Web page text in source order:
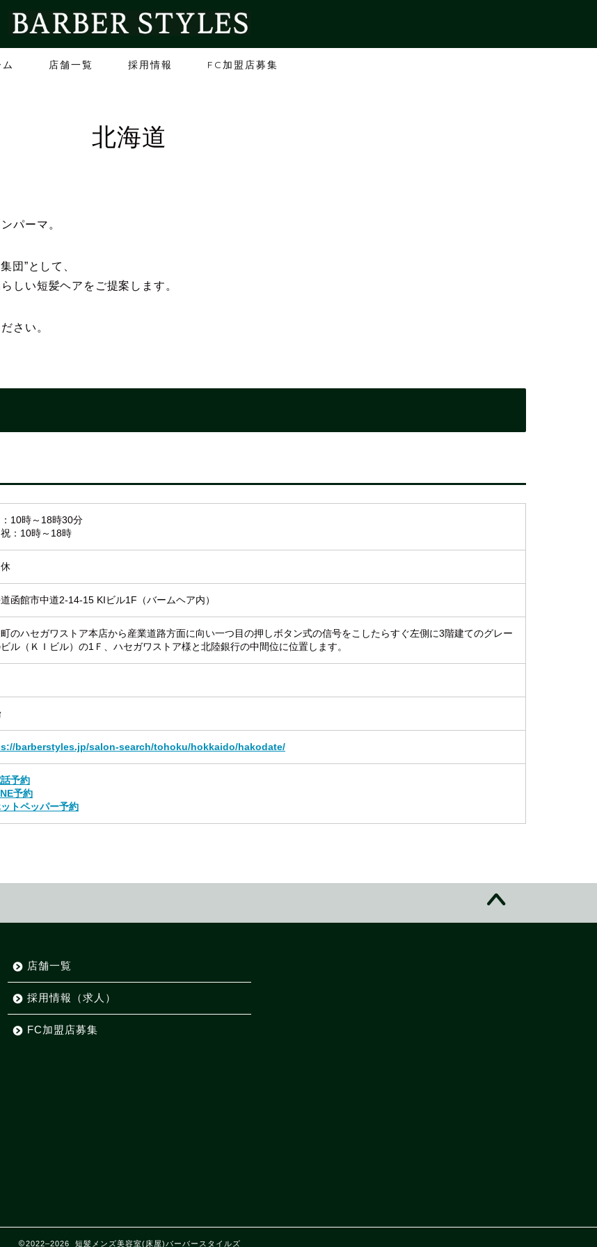
店舗一覧 採用情報 FC加盟店募集
北海道
パーマ。
団”として、
しい短髪ヘアをご提案します。
さい。
10時～18時30分
：10時～18時
函館市中道2-14-15 KIビル1F（バームヘア内）
のハセガワストア本店から産業道路方面に向い一つ目の押しボタン式の信号をこしたらすぐ左側に3階建てのグレー
ル（ＫＩビル）の1Ｆ、ハセガワストア様と北陸銀行の中間位に位置します。
barberstyles.jp/salon-search/tohoku/hokkaido/hakodate/
話予約
予約
ットペッパー予約
店舗一覧
採用情報（求人）
FC加盟店募集
2022–2026 短髪メンズ美容室(床屋)バーバースタイルズ